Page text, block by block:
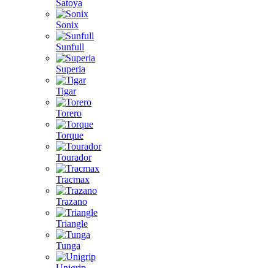
Satoya
Sonix
Sunfull
Superia
Tigar
Torero
Torque
Tourador
Tracmax
Trazano
Triangle
Tunga